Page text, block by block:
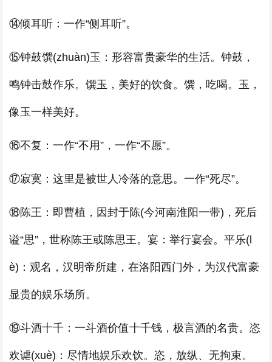
⑭倾耳听：一作“侧耳听”。
⑮钟鼓馔(zhuàn)玉：形容富贵豪华的生活。钟鼓，
鸣钟击鼓作乐。馔玉，美好的饮食。馔，吃喝。玉，
像玉一样美好。
⑯不复：一作“不用”，一作“不愿”。
⑰寂寞：这里是被世人冷落的意思。一作“死尽”。
⑱陈王：即曹植，因封于陈(今河南淮阳一带)，死后
谥“思”，世称陈王或陈思王。宴：举行宴会。平乐(l
è)：观名，汉明帝所建，在洛阳西门外，为汉代富豪
显贵的娱乐场所。
⑲斗酒十千：一斗酒价值十千钱，极言酒的名贵。恣
欢谑(xuè)：尽情地娱乐欢饮。恣，放纵、无拘束。